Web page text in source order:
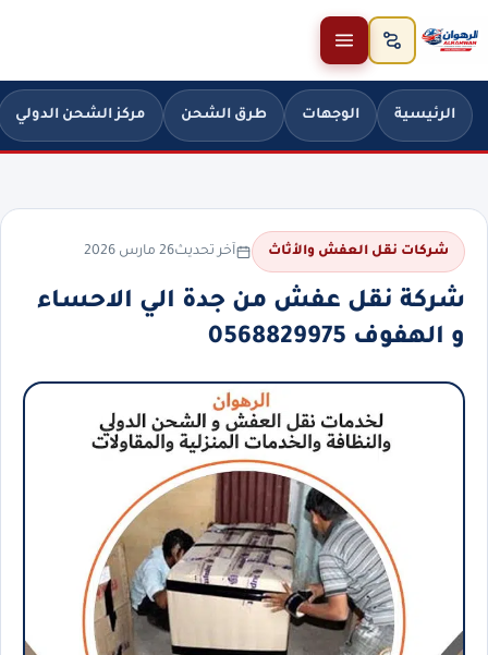
تخطَّ إلى المحتوى
الرئيسية الوجهات طرق الشحن مركز الشحن الدولي
شركات نقل العفش والأثاث آخر تحديث26 مارس 2026
شركة نقل عفش من جدة الي الاحساء
و الهفوف 0568829975